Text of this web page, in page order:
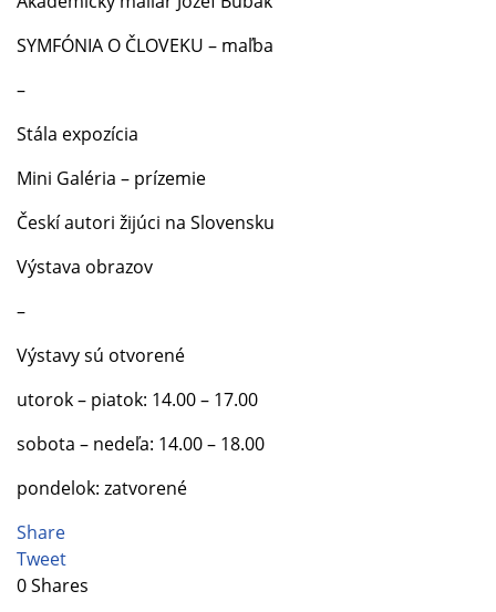
SYMFÓNIA O ČLOVEKU – maľba
–
Stála expozícia
Mini Galéria – prízemie
Českí autori žijúci na Slovensku
Výstava obrazov
–
Výstavy sú otvorené
utorok – piatok: 14.00 – 17.00
sobota – nedeľa: 14.00 – 18.00
pondelok: zatvorené
Share
Tweet
0Shares